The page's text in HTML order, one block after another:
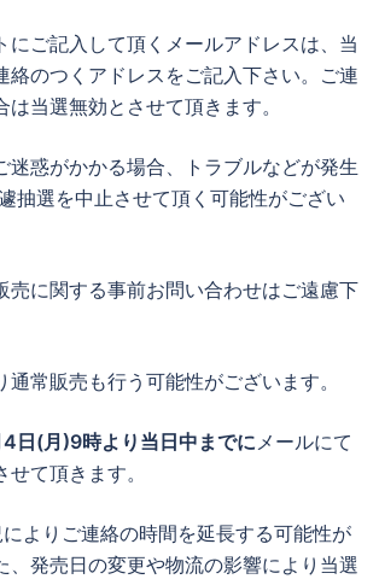
にご記入して頂くメールアドレスは、当
絡のつくアドレスをご記入下さい。ご連
当選無効とさせて頂きます。
迷惑がかかる場合、トラブルなどが発生
抽選を中止させて頂く可能性がござい
売に関する事前お問い合わせはご遠慮下
通常販売も行う可能性がございます。
日(月)9時より当日中までにメールにて
て頂きます。
よりご連絡の時間を延長する可能性が
、発売日の変更や物流の影響により当選